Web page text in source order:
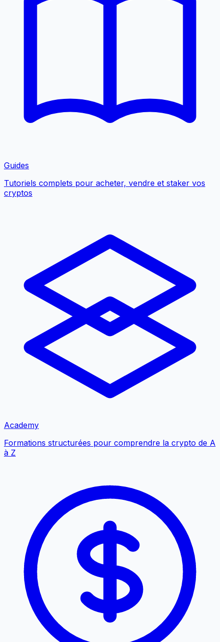
Guides
Tutoriels complets pour acheter, vendre et staker vos
cryptos
Academy
Formations structurées pour comprendre la crypto de A
à Z